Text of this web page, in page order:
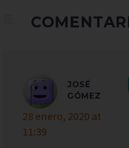
JOSÉ
GÓMEZ
28 enero, 2020 at
11:39